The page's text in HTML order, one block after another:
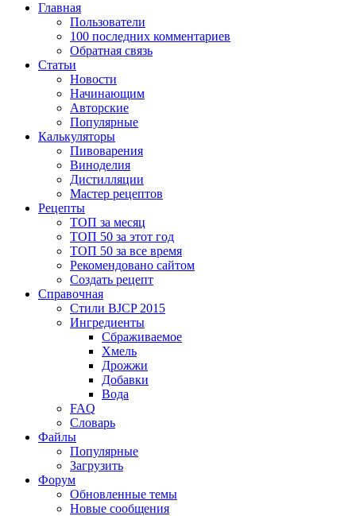
Главная
Пользователи
100 последних комментариев
Обратная связь
Статьи
Новости
Начинающим
Авторские
Популярные
Калькуляторы
Пивоварения
Виноделия
Дистилляции
Мастер рецептов
Рецепты
ТОП за месяц
ТОП 50 за этот год
ТОП 50 за все время
Рекомендовано сайтом
Создать рецепт
Справочная
Стили BJCP 2015
Ингредиенты
Сбраживаемое
Хмель
Дрожжи
Добавки
Вода
FAQ
Словарь
Файлы
Популярные
Загрузить
Форум
Обновленные темы
Новые сообщения